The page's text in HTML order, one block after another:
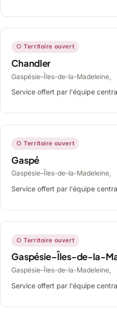
○ Territoire ouvert
Chandler
Gaspésie–Îles-de-la-Madeleine,
Service offert par l'équipe
○ Territoire ouvert
Gaspé
Gaspésie–Îles-de-la-Madeleine,
Service offert par l'équipe
○ Territoire ouvert
Gaspésie–Îles-de-la-
Gaspésie–Îles-de-la-Madeleine,
Service offert par l'équipe